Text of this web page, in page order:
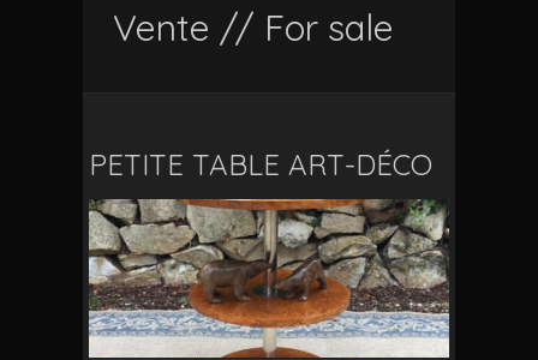
Vente // For sale
PETITE TABLE ART-DÉCO